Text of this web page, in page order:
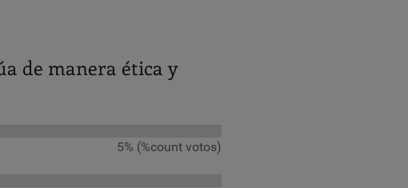
de manera ética y
5% (%count votos)